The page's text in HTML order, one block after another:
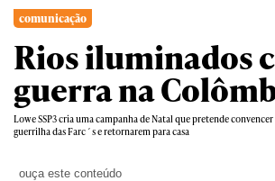
comunicação
Rios iluminados
guerra na
Lowe SSP3 cria uma campanha de Natal que pretende convencer
guerrilha das Farc´s e retornarem para casa
ouça este conteúdo